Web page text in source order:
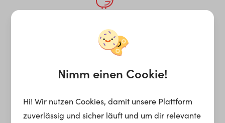
¡Ay, caramba! Seite nicht
gefunden.
Ups, die gewünschte Seite kann nicht gefunden werden.
Nimm einen Cookie!
Hi! Wir nutzen Cookies, damit unsere Plattform
zuverlässig und sicher läuft und um dir relevante